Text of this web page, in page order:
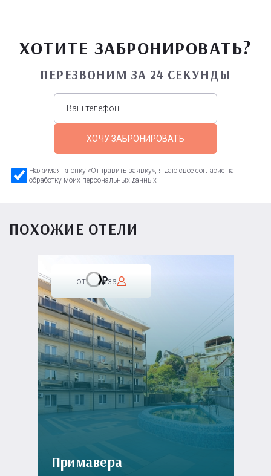
ХОТИТЕ ЗАБРОНИРОВАТЬ?
ПЕРЕЗВОНИМ ЗА 24 СЕКУНДЫ
ХОЧУ ЗАБРОНИРОВАТЬ
Нажимая кнопку «Отправить заявку», я даю свое согласие на
обработку моих персональных данных
ПОХОЖИЕ ОТЕЛИ
от за
Примавера